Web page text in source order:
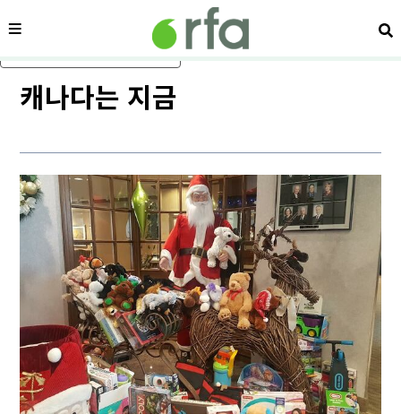
메인 콘텐츠로 건너뛰기
메뉴 검
캐나다는 지금